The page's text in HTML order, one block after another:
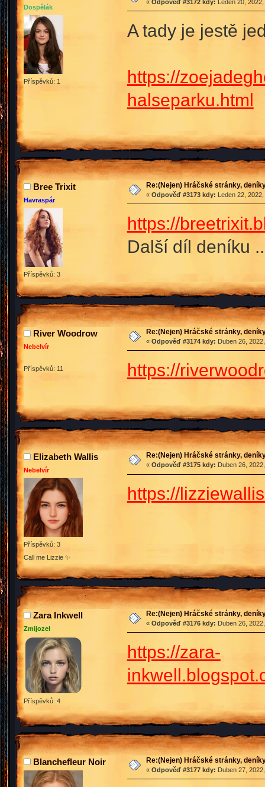
Dospělák
Příspěvků: 1
« Odpověď #3172 kdy: Leden 20,
A tady je jestě
https://
halseparku.html
Bree Trixit
Havraspár
Příspěvků: 3
Re:(Nejen) Hráčské stránky,
« Odpověď #3173 kdy: Leden 22,
https://
Další díl deníku
River Woodrow
Nebelvír
Příspěvků: 11
Re:(Nejen) Hráčské stránky,
« Odpověď #3174 kdy: Duben 26,
https://
Elizabeth Wallis
Nebelvír
Příspěvků: 3
Call me Lizzie ✨
Re:(Nejen) Hráčské stránky,
« Odpověď #3175 kdy: Duben 26,
https://
Zara Inkwell
Zmijozel
Příspěvků: 4
Re:(Nejen) Hráčské stránky,
« Odpověď #3176 kdy: Duben 26,
https://zara-
Blanchefleur Noir Re:(Nejen) Hráčské stránky,
« Odpověď #3177 kdy: Duben 27,